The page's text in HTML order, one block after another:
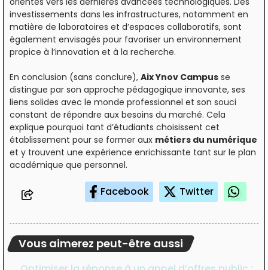
investissements dans les infrastructures, notamment en
matière de laboratoires et d’espaces collaboratifs, sont
également envisagés pour favoriser un environnement
propice à l’innovation et à la recherche.
En conclusion (sans conclure), Aix Ynov Campus se
distingue par son approche pédagogique innovante, ses
liens solides avec le monde professionnel et son souci
constant de répondre aux besoins du marché. Cela
explique pourquoi tant d’étudiants choisissent cet
établissement pour se former aux métiers du numérique
et y trouvent une expérience enrichissante tant sur le plan
académique que personnel.
Facebook Twitter
Vous aimerez peut-être aussi